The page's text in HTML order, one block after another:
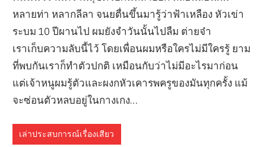
หลายท่า หลากลีลา จนยตื่นขึ้นมารู้ว่าฟ้าเหลือง หัวเข่า
ระบม 10 ปีผานไป ผมยังจำวันนั้นไปลืม ต่ายจ๋า
เราเก็บความลับนี้ไว้ โดยเพื่อนผมหรือใครไม่มีใครรู้ ยาม
ที่พบกันเราก็ทำตัวปกติ เหมือนกับว่าไม่มีอะไรมาก่อน
แต่เจ้าหนูผมรู้ตัวและผงกหัวเคารพครูของมันทุกครั้ง แม้
จะซ่อนตัวหลบอยู่ในกางเกง…
เล่าประสบการณ์เรื่องเสียว